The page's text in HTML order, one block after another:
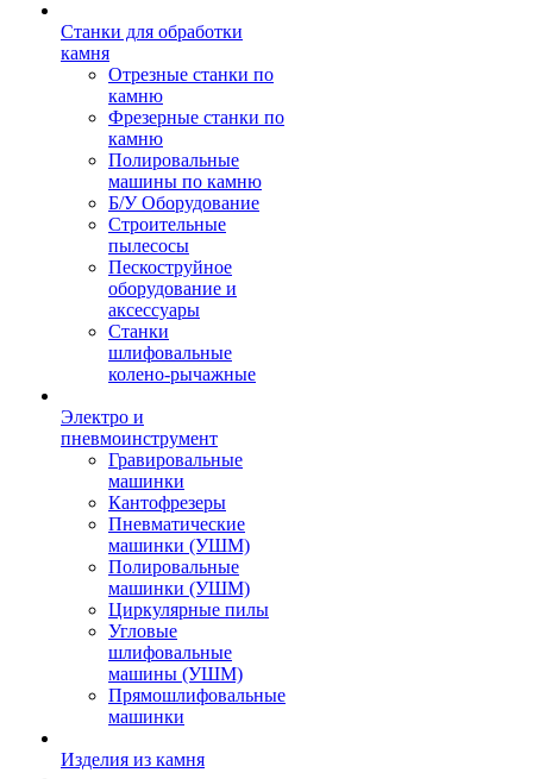
Станки для обработки
камня
Отрезные станки по
камню
Фрезерные станки по
камню
Полировальные
машины по камню
Б/У Оборудование
Строительные
пылесосы
Пескоструйное
оборудование и
аксессуары
Станки
шлифовальные
колено-рычажные
Электро и
пневмоинструмент
Гравировальные
машинки
Кантофрезеры
Пневматические
машинки (УШМ)
Полировальные
машинки (УШМ)
Циркулярные пилы
Угловые
шлифовальные
машины (УШМ)
Прямошлифовальные
машинки
Изделия из камня